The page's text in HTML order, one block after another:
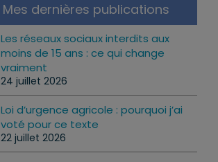
Mes dernières publications
Les réseaux sociaux interdits aux
moins de 15 ans : ce qui change
vraiment
24 juillet 2026
Loi d’urgence agricole : pourquoi j’ai
voté pour ce texte
22 juillet 2026